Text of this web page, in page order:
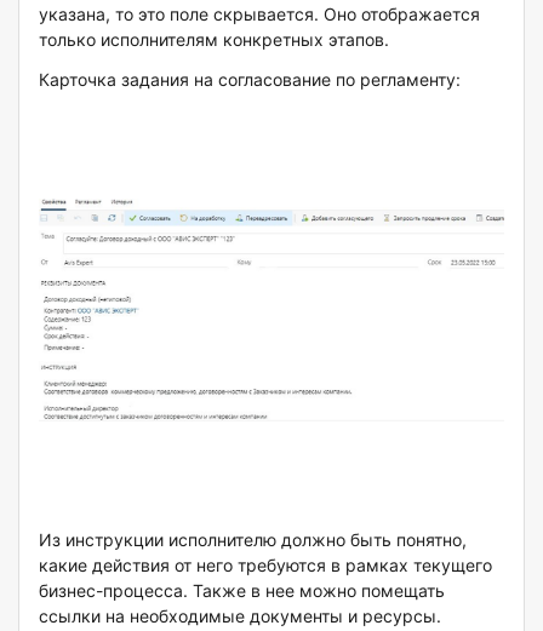
указана, то это поле скрывается. Оно отображается
только исполнителям конкретных этапов.
Карточка задания на согласование по регламенту:
Из инструкции исполнителю должно быть понятно,
какие действия от него требуются в рамках текущего
бизнес-процесса. Также в нее можно помещать
ссылки на необходимые документы и ресурсы.